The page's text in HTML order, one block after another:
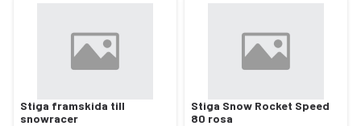
Stiga framskida till
snowracer
Stiga Snow Rocket Speed
80 rosa